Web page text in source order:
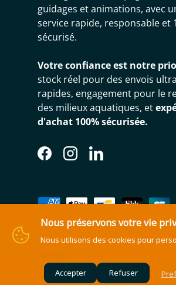
guidages et animations, avec
service rapide, responsable et
sécurisé.
Votre confiance est notre
stock réel pour des envois
rapides, engagement pour le
des milieux aquatiques, et
d'achat 100% sécurisée.
FacebookInstagramLinkedIn
Moyens de paiement acceptés
Nous préservons votre vie
Nous utilisons des cookies pour
Accepter
Refuser